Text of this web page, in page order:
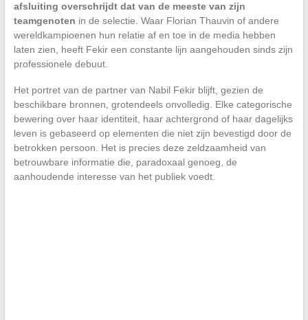
afsluiting overschrijdt dat van de meeste van zijn
teamgenoten in de selectie. Waar Florian Thauvin of andere
wereldkampioenen hun relatie af en toe in de media hebben
laten zien, heeft Fekir een constante lijn aangehouden sinds zijn
professionele debuut.
Het portret van de partner van Nabil Fekir blijft, gezien de
beschikbare bronnen, grotendeels onvolledig. Elke categorische
bewering over haar identiteit, haar achtergrond of haar dagelijks
leven is gebaseerd op elementen die niet zijn bevestigd door de
betrokken persoon. Het is precies deze zeldzaamheid van
betrouwbare informatie die, paradoxaal genoeg, de
aanhoudende interesse van het publiek voedt.